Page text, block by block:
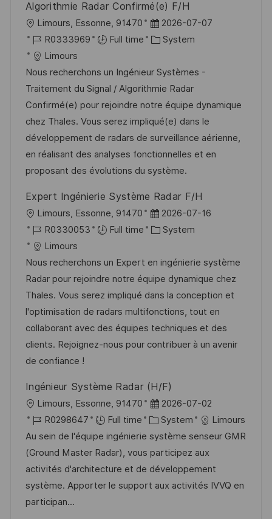
Algorithmie Radar Confirmé(e) F/H
L
o
c
a
t
i
o
n
Limours, Essonne, 91470
P
o
t
e
d
D
a
t
e
2026-07-07
J
o
b
I
d
R0333969 Full time
C
t
e
g
o
r
y
System
Limours
Nous recherchons un Ingénieur Systèmes -
Traitement du Signal / Algorithmie Radar
Confirmé(e) pour rejoindre notre équipe dynamique
chez Thales. Vous serez impliqué(e) dans le
développement de radars de surveillance aérienne,
en réalisant des analyses fonctionnelles et en
proposant des évolutions du système.
Expert Ingénierie Système Radar F/H
L
o
c
a
t
i
o
n
Limours, Essonne, 91470
P
o
t
e
d
D
a
t
2026-07-16
J
o
b
I
d
R0330053 Full time
C
t
e
g
o
r
y
System
Limours
Nous recherchons un Expert en ingénierie système
Radar pour rejoindre notre équipe dynamique chez
Thales. Vous serez impliqué dans la conception et
l'optimisation de radars multifonctions, tout en
collaborant avec des équipes techniques et des
clients. Rejoignez-nous pour contribuer à un avenir
de confiance !
Ingénieur Système Radar (H/F)
L
o
c
a
t
i
o
Limours, Essonne, 91470
P
o
s
t
e
d
2026-07-02
J
o
b
I
d
R0298647 Full time
C
a
t
e
g
System
Limours
Au sein de l'équipe ingénierie système senseur GMR
(Ground Master Radar), vous participez aux
activités d'architecture et de développement
système. Apporter le support aux activités IVVQ en
participan...